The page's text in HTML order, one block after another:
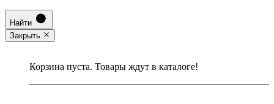
Найти
Закрыть
Корзина пуста. Товары ждут в каталоге!